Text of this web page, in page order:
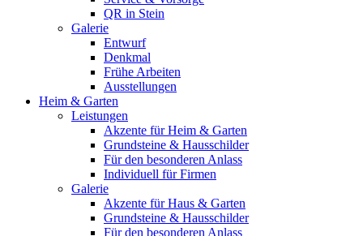
QR in Stein
Galerie
Entwurf
Denkmal
Frühe Arbeiten
Ausstellungen
Heim & Garten
Leistungen
Akzente für Heim & Garten
Grundsteine & Hausschilder
Für den besonderen Anlass
Individuell für Firmen
Galerie
Akzente für Haus & Garten
Grundsteine & Hausschilder
Für den besonderen Anlass